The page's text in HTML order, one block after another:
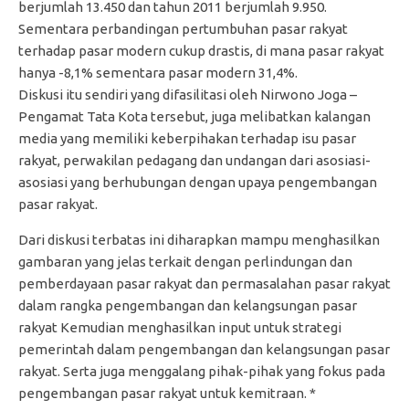
berjumlah 13.450 dan tahun 2011 berjumlah 9.950.
Sementara perbandingan pertumbuhan pasar rakyat
terhadap pasar modern cukup drastis, di mana pasar rakyat
hanya -8,1% sementara pasar modern 31,4%.
Diskusi itu sendiri yang difasilitasi oleh Nirwono Joga –
Pengamat Tata Kota tersebut, juga melibatkan kalangan
media yang memiliki keberpihakan terhadap isu pasar
rakyat, perwakilan pedagang dan undangan dari asosiasi-
asosiasi yang berhubungan dengan upaya pengembangan
pasar rakyat.
Dari diskusi terbatas ini diharapkan mampu menghasilkan
gambaran yang jelas terkait dengan perlindungan dan
pemberdayaan pasar rakyat dan permasalahan pasar rakyat
dalam rangka pengembangan dan kelangsungan pasar
rakyat Kemudian menghasilkan input untuk strategi
pemerintah dalam pengembangan dan kelangsungan pasar
rakyat. Serta juga menggalang pihak-pihak yang fokus pada
pengembangan pasar rakyat untuk kemitraan. *